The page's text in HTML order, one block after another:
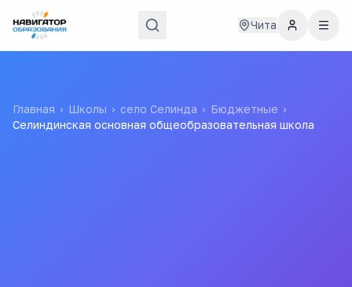
Чита
Главная › Школы › село Селинда › Бюджетные ›
Селиндинская основная общеобразовательная школа